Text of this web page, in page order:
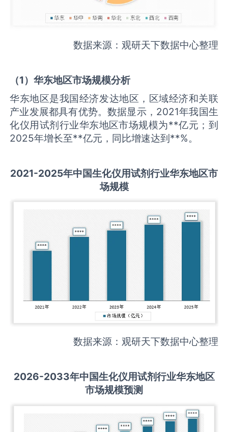
数据来源：观研天下数据中心整理
（1）华东地区市场规模分析
华东地区是我国经济发达地区，区域经济和关联
产业发展都具有优势。数据显示，2021年我国生
化仪用试剂行业华东地区市场规模为**亿元；到
2025年增长至**亿元，同比增速达到**%。
2021-2025年中国生化仪用试剂行业华东地区市
场规模
数据来源：观研天下数据中心整理
2026-2033年中国生化仪用试剂行业华东地区
市场规模预测